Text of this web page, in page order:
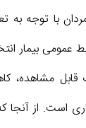
با توجه به
عمومی بیمار
مشاهده،
است. از آنجا